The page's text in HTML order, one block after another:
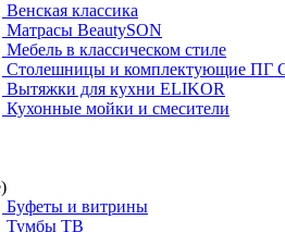
Венская классика
Матрасы BeautySON
Мебель в классическом стиле
Столешницы и комплектующие ПГ
Вытяжки для кухни ELIKOR
Кухонные мойки и смесители
Буфеты и витрины
Тумбы ТВ